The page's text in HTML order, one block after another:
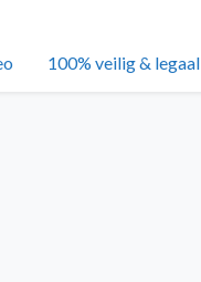
Tags
100% veilig & legaal